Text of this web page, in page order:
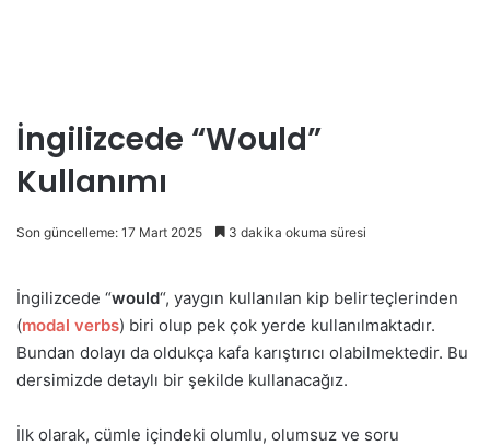
İngilizcede “Would”
Kullanımı
Son güncelleme: 17 Mart 2025 3 dakika okuma süresi
İngilizcede “would“, yaygın kullanılan kip belirteçlerinden
(modal verbs) biri olup pek çok yerde kullanılmaktadır.
Bundan dolayı da oldukça kafa karıştırıcı olabilmektedir. Bu
dersimizde detaylı bir şekilde kullanacağız.
İlk olarak, cümle içindeki olumlu, olumsuz ve soru